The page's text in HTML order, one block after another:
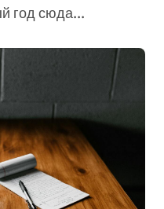
год сюда...